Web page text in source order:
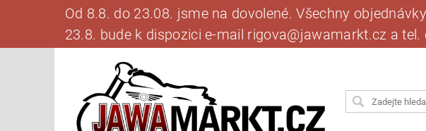
Od 8.8. do 23.08. jsme na dovolené. Všechny
23.8. bude k dispozici e-mail rigova@jawamarkt.cz a